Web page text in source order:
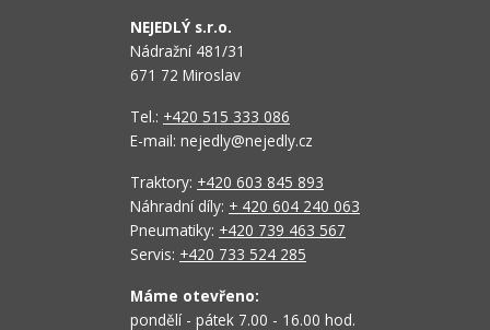
NEJEDLÝ s.r.o.
Nádražní 481/31
671 72 Miroslav
Tel.: +420 515 333 086
E-mail: nejedly@nejedly.cz
Traktory: +420 603 845 893
Náhradní díly: + 420 604 240 063
Pneumatiky: +420 739 463 567
Servis: +420 733 524 285
Máme otevřeno:
pondělí - pátek 7.00 - 16.00 hod.